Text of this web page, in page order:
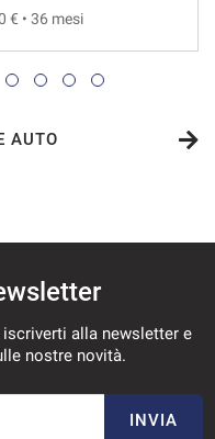
€ • 36 mesi
AUTO
alla newsletter e
nostre novità.
INVIA